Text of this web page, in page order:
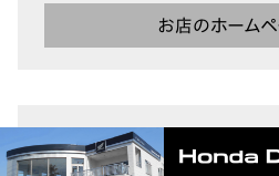
お店のホーム